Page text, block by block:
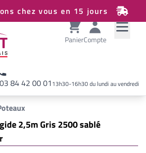
chez vous en 15 jours
PanierCompte
03 84 42 00 0113h30-16h30 du lundi au vendredi
site
2,5m Gris 2500 sablé